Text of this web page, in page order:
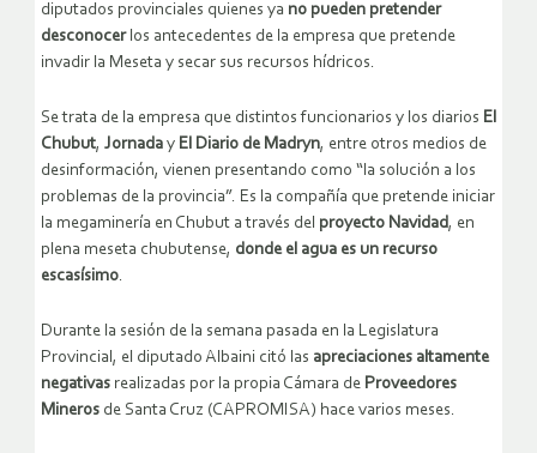
diputados provinciales quienes ya no pueden pretender
desconocerlos antecedentes de la empresa que pretende
invadir la Meseta y secar sus recursos hídricos.
Se trata de la empresa que distintos funcionarios y los diarios El
Chubut, Jornada y El Diario de Madryn, entre otros medios de
desinformación, vienen presentando como “la solución a los
problemas de la provincia”. Es la compañía que pretende iniciar
la megaminería en Chubut a través del proyecto Navidad, en
plena meseta chubutense, donde el agua es un recurso
escasísimo.
Durante la sesión de la semana pasada en la Legislatura
Provincial, el diputado Albaini citó las apreciaciones altamente
negativas realizadas por la propia Cámara de Proveedores
Mineros de Santa Cruz (CAPROMISA) hace varios meses.